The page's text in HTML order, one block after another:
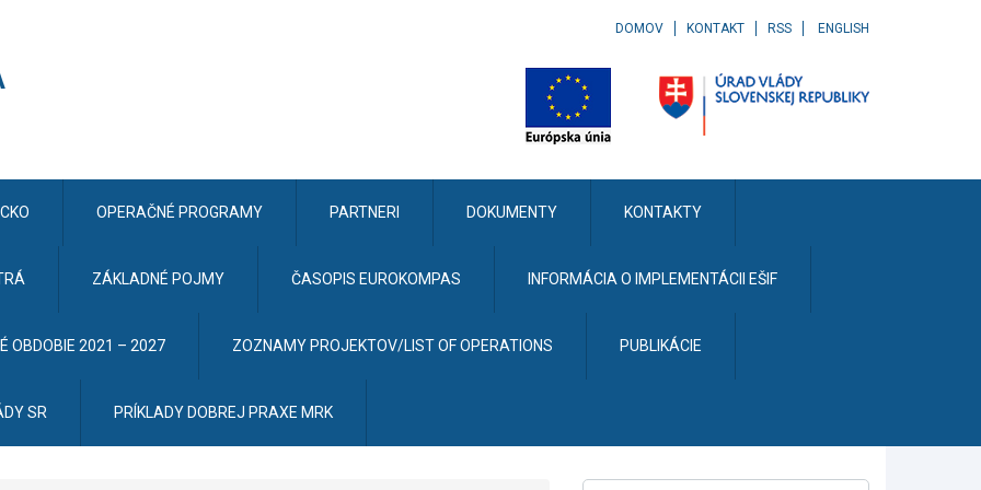
DOMOV KONTAKT RSS ENGLISH
CKO OPERAČNÉ PROGRAMY PARTNERI DOKUMENTY KONTAKTY
ZÁKLADNÉ POJMY ČASOPIS EUROKOMPAS INFORMÁCIA O IMPLEMENTÁCII EŠIF
OBDOBIE 2021 – 2027 ZOZNAMY PROJEKTOV/LIST OF OPERATIONS PUBLIKÁCIE
SR PRÍKLADY DOBREJ PRAXE MRK